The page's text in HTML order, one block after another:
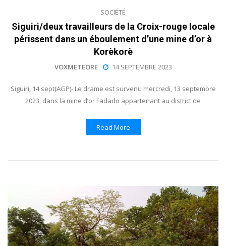
SOCIÉTÉ
Siguiri/deux travailleurs de la Croix-rouge locale
périssent dans un éboulement d’une mine d’or à
Korèkorè
VOXMETEORE 14 SEPTEMBRE 2023
Siguiri, 14 sept(AGP)- Le drame est survenu mercredi, 13 septembre
2023, dans la mine d’or Fadado appartenant au district de
Read More